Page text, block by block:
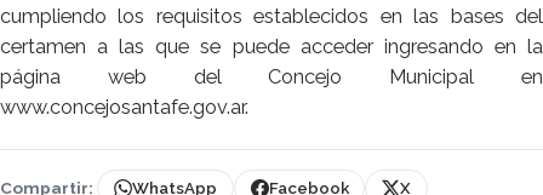
cumpliendo los requisitos establecidos en las bases del
certamen a las que se puede acceder ingresando en la
página web del Concejo Municipal en
www.concejosantafe.gov.ar.
Compartir: WhatsApp Facebook X